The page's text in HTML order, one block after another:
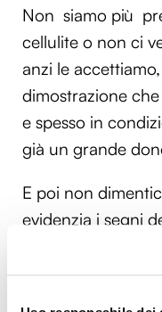
Non siamo più
cellulite o non ci
anzi le
dimostrazione
e spesso in
già un grande
E poi non
evidenzia i segni
: è infatti uno
umano. Superate